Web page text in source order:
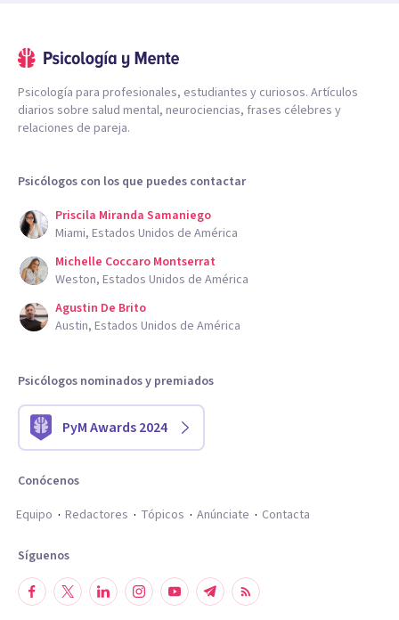
Psicología para profesionales, estudiantes y curiosos. Artículos
diarios sobre salud mental, neurociencias, frases célebres y
relaciones de pareja.
Psicólogos con los que puedes contactar
Priscila Miranda Samaniego
Miami, Estados Unidos de América
Michelle Coccaro Montserrat
Weston, Estados Unidos de América
Agustin De Brito
Austin, Estados Unidos de América
Psicólogos nominados y premiados
PyM Awards 2024
Conócenos
Equipo
Redactores Tópicos Anúnciate Contacta
Síguenos